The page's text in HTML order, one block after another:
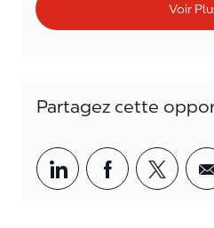
Voir
Partagez cette
Partager par
Partager